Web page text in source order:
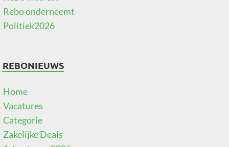
Rebo onderneemt
Politiek2026
REBONIEUWS
Home
Vacatures
Categorie
Zakelijke Deals